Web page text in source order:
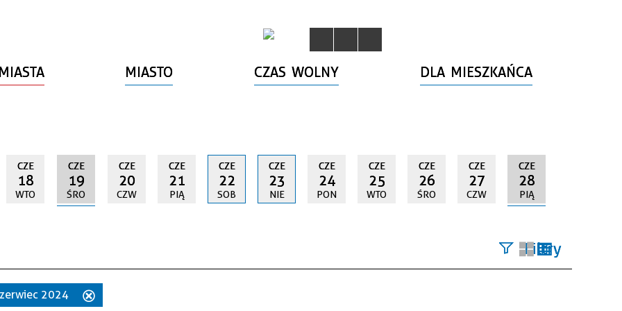
MIASTO CZAS WOLNY DLA MIESZKAŃCA
CZE
18
WTO
CZE
19
ŚRO
CZE
20
CZW
CZE
21
PIĄ
CZE
22
SOB
CZE
23
NIE
CZE
24
PON
CZE
25
WTO
CZE
26
ŚRO
CZE
27
CZW
CZE
28
PIĄ
Filtry
2024